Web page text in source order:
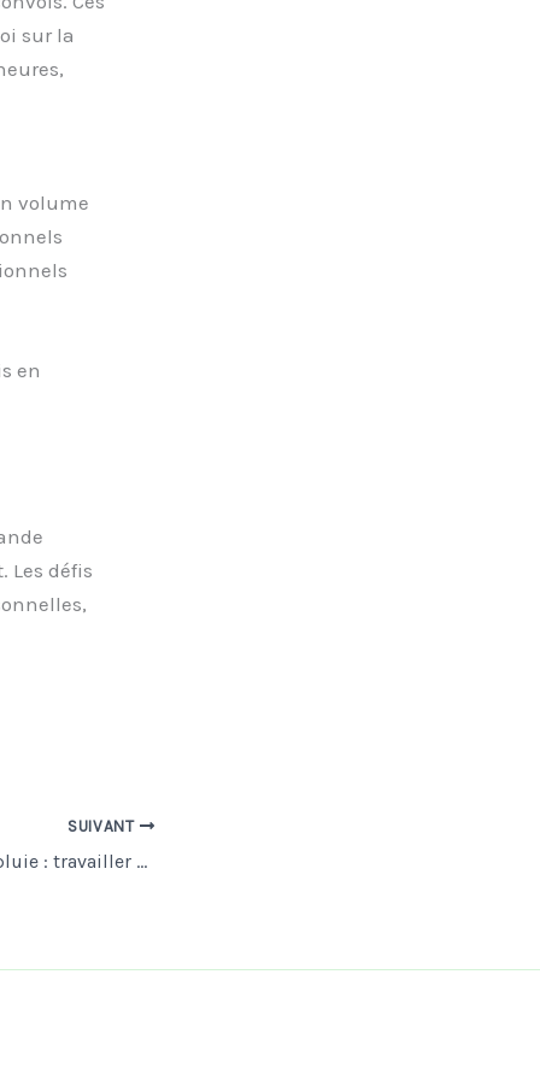
sur la
volume
en
Les défis
SUIVANT
Échafaudage parapluie : travailler au sec sur la toiture